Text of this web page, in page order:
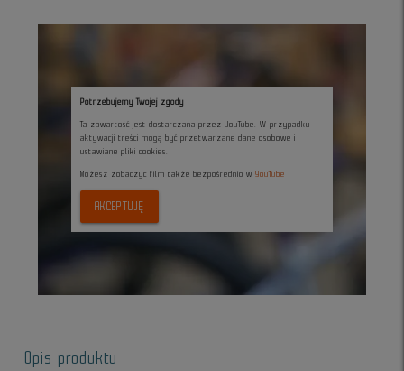
Potrzebujemy Twojej zgody
Ta zawartość jest dostarczana przez YouTube. W przypadku
aktywacji treści mogą być przetwarzane dane osobowe i
ustawiane pliki cookies.
Możesz zobaczyc film także bezpośrednio w YouTube
AKCEPTUJĘ
Opis produktu